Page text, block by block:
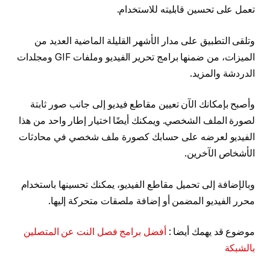
تعمل على تحسين قابليته للاستخدام.
وتلقى التطبيق على مدار الأشهر القليلة الماضية العديد من
الميزات، من ضمنها برامج تحرير الفيديو وملفات GIF ومجلدات
الدردشة والمزيد.
وأصبح بإمكانك الآن تعيين مقاطع فيديو إلى جانب صور ثابتة
لصورة الملف الشخصي. ويمكنك أيضًا اختيار إطار واحد من هذا
الفيديو لعرضه على حسابك كصورة ملف شخصي في محادثات
الأشخاص الآخرين.
وبالإضافة إلى تحميل مقاطع الفيديو، يمكنك تحسينها باستخدام
محرر الفيديو المضمن أو إضافة ملصقات متحركة إليها.
موضوع قد يهمك أيضا : أفضل برامج فصل النت عن المتصلين
بالشبكة